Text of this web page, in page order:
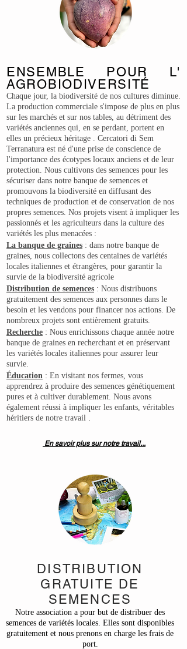
ENSEMBLE POUR L'
AGROBIODIVERSITÉ
Chaque jour, la biodiversité de nos cultures diminue.
La production commerciale s'impose de plus en plus
sur les marchés et sur nos tables, au détriment des
variétés anciennes qui, en se perdant, portent en
elles un précieux héritage . Cercatori di Sem
Terranatura est né d'une prise de conscience de
l'importance des écotypes locaux anciens et de leur
protection. Nous cultivons des semences pour les
sécuriser dans notre banque de semences et
promouvons la biodiversité en diffusant des
techniques de production et de conservation de nos
propres semences. Nos projets visent à impliquer les
passionnés et les agriculteurs dans la culture des
variétés les plus menacées :
La banque de graines : dans notre banque de
graines, nous collectons des centaines de variétés
locales italiennes et étrangères, pour garantir la
survie de la biodiversité agricole
Distribution de semences : Nous distribuons
gratuitement des semences aux personnes dans le
besoin et les vendons pour financer nos actions. De
nombreux projets sont entièrement gratuits.
Recherche : Nous enrichissons chaque année notre
banque de graines en recherchant et en préservant
les variétés locales italiennes pour assurer leur
survie.
Éducation : En visitant nos fermes, vous
apprendrez à produire des semences génétiquement
pures et à cultiver durablement. Nous avons
également réussi à impliquer les enfants, véritables
héritiers de notre travail .
En savoir plus sur notre travail...
DISTRIBUTION
GRATUITE DE
SEMENCES
Notre association a pour but de distribuer des
semences de variétés locales. Elles sont disponibles
gratuitement et nous prenons en charge les frais de
port.